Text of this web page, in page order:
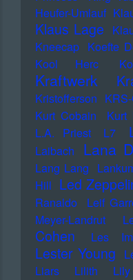
Heufer-Umlauf
Klaus Lage
Kneecap Koefte
Kool Herc
Kraftwerk
Kristofferson
Kurt Cobain
Kurt
L.A. Priest L7
Laibach Lana
Lang Lang
Hill Led
Ranaldo
Leif
Meyer-Landrut
Cohen
Les
Lester Young
Liars
Lilith